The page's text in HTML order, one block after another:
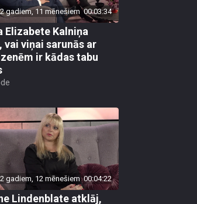
gadiem, 11 mēnešiem 00:03:34
Elizabete Kalniņa
vai viņai sarunās ar
ir kādas tabu
gadiem, 12 mēnešiem 00:04:22
Lindenblate atklāj,